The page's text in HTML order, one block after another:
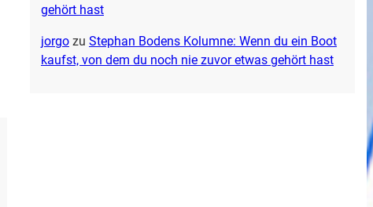
gehört hast
jorgozu Stephan Bodens Kolumne: Wenn du ein Boot
kaufst, von dem du noch nie zuvor etwas gehört hast